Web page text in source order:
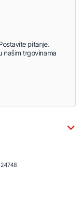
pitanje.
našim trgovinama